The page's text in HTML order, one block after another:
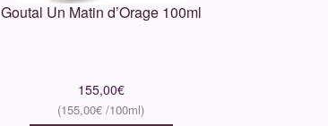
Goutal Un Matin d’Orage 100ml
155,00€
155,00€